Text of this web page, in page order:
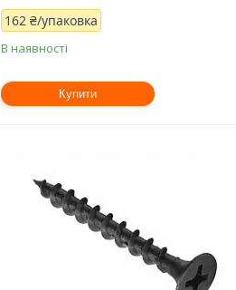
162 ₴/упаковка
В наявності
Купити